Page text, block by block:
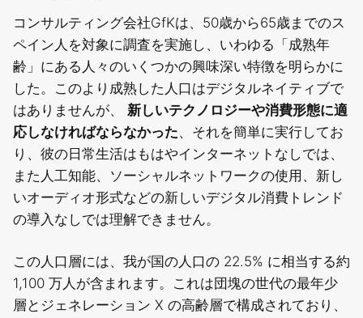
コンサルティング会社GfKは、50歳から65歳までのス
ペイン人を対象に調査を実施し、いわゆる「成熟年
齢」にある人々のいくつかの興味深い特徴を明らかに
した。このより成熟した人口はデジタルネイティブで
はありませんが、 新しいテクノロジーや消費形態に適
応しなければならなかった、それを簡単に実行してお
り、彼の日常生活はもはやインターネットなしでは、
また人工知能、ソーシャルネットワークの使用、新し
いオーディオ形式などの新しいデジタル消費トレンド
の導入なしでは理解できません。
この人口層には、我が国の人口の 22.5% に相当する約
1,100 万人が含まれます。これは団塊の世代の最年少
層とジェネレーション X の高齢層で構成されており、